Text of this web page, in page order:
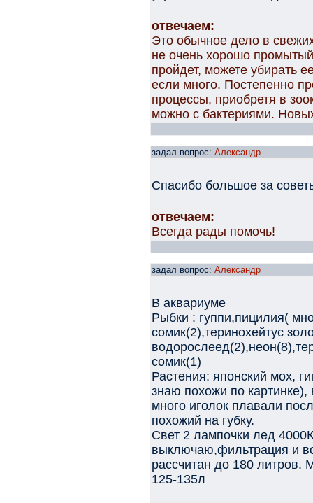
отвечаем:
Это обычное дело в
не очень хорошо промытый
пройдет, можете убирать
если много. Постепенно
процессы, приобретя в
можно с бактериями.
задал вопрос: Александр
Спасибо большое за
отвечаем:
Всегда рады помочь!
задал вопрос: Александр
В аквариуме
Рыбки : гуппи,пицилия(
сомик(2),теринохейтус
сомик(1)
Растения: японский мох,
знаю похожи по картинке),
много иголок плавали
похожий на губку.
Свет 2 лампочки лед
выключаю,фильтрация и
рассчитан до 180
125-135л